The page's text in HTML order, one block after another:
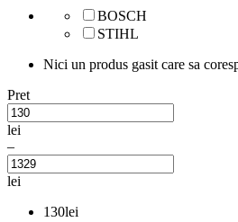
BOSCH
STIHL
Nici un produs gasit care sa
Pret
lei
–
lei
130lei